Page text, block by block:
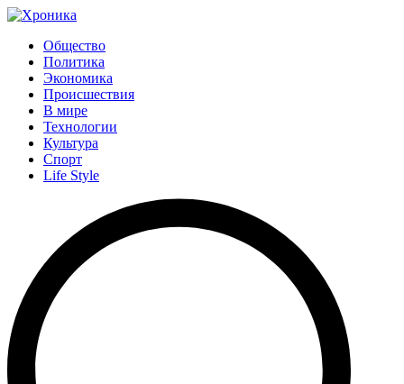
Общество
Политика
Экономика
Происшествия
В мире
Технологии
Культура
Спорт
Life Style